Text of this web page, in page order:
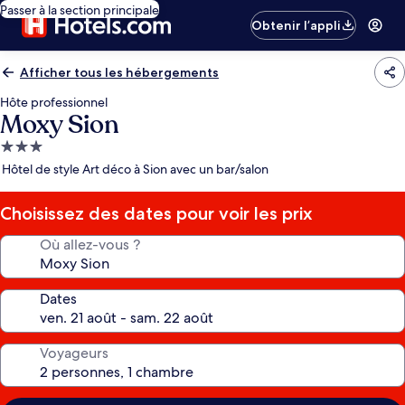
Passer à la section principale
Obtenir l’appli
Afficher tous les hébergements
Hôte professionnel
Moxy Sion
Hébergement
3.0 étoiles
Hôtel de style Art déco à Sion avec un bar/salon
Choisissez des dates pour voir les prix
Où allez-vous ?
Dates
Voyageurs